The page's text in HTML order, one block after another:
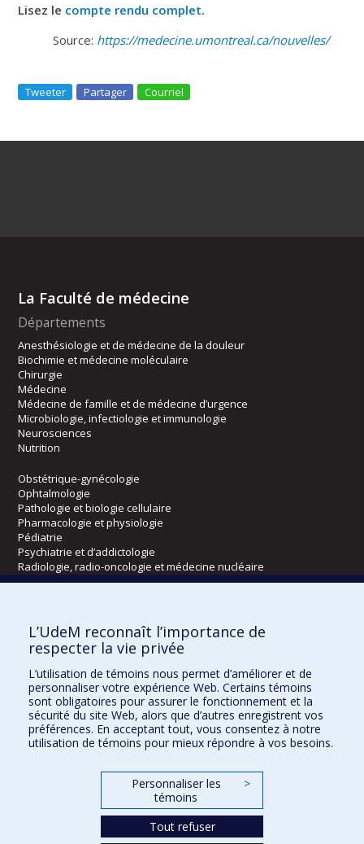
Lisez le compte rendu complet.
Source: https://medecine.umontreal.ca/nouvelles/
Tweeter Partager Courriel
La Faculté de médecine
Départements
Anesthésiologie et de médecine de la douleur
Biochimie et médecine moléculaire
Chirurgie
Médecine
Médecine de famille et de médecine d’urgence
Microbiologie, infectiologie et immunologie
Neurosciences
Nutrition
Obstétrique-gynécologie
Ophtalmologie
Pathologie et biologie cellulaire
Pharmacologie et physiologie
Pédiatrie
Psychiatrie et d’addictologie
Radiologie, radio-oncologie et médecine nucléaire
Écoles
Kinésiologie et des sciences de l’activité physique
Orthophonie et audiologie
Réadaptation
Directions
DPC
CPASS
L’UdeM reconnaît l’importance de
respecter la vie privée
L’utilisation de témoins nous permet d’améliorer et de
personnaliser votre expérience Web. Certains témoins
sont obligatoires pour assurer le fonctionnement et la
sécurité du site Web, alors que d’autres enregistrent vos
préférences. En acceptant tout, vous consentez à notre
utilisation de témoins pour mieux répondre à vos besoins.
Personnaliser les
témoins
>
Tout refuser